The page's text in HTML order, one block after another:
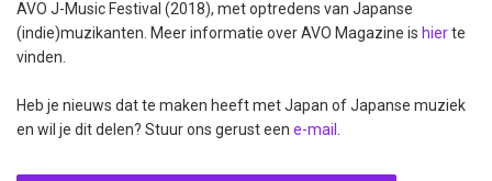
AVO J-Music Festival (2018), met optredens van Japanse
(indie)muzikanten. Meer informatie over AVO Magazine is hierte
vinden.
Heb je nieuws dat te maken heeft met Japan of Japanse muziek
en wil je dit delen? Stuur ons gerust een e-mail